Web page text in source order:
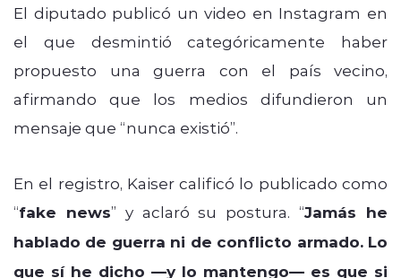
El diputado publicó un video en Instagram en
el que desmintió categóricamente haber
propuesto una guerra con el país vecino,
afirmando que los medios difundieron un
mensaje que “nunca existió”.
En el registro, Kaiser calificó lo publicado como
“fake news” y aclaró su postura. “Jamás he
hablado de guerra ni de conflicto armado. Lo
que sí he dicho —y lo mantengo— es que si